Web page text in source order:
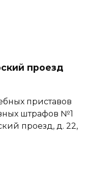
проезд
приставов
штрафов №1
проезд, д. 22,